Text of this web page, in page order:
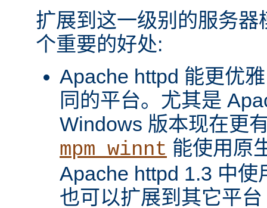
扩展到这一级别的服务
个重要的好处:
Apache httpd 能更优
同的平台。尤其是
Windows 版本现在更
mpm_winnt 能使用原
Apache httpd 1.3 中使
也可以扩展到其它平